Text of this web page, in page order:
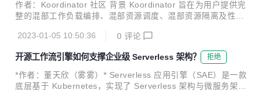
作者：Koordinator 社区 背景 Koordinator 旨在为用户提供完
整的混部工作负载编排、混部资源调度、混部资源隔离及性能
空闲节点资源并分配给真正有需要的计算任务，从而提高全局
的资源利用效率。 从 2022 年 4 月发布以来，Koordinator 迄
今一共迭代发布了 9 个版本。项目经历的大半年发展过程中，
社区吸纳了包括阿里巴巴、小米、小红书、爱奇艺、360、有
赞等在内的大量优秀工程师，贡献了众多的想法、代码和场
2023-01-05 10:50:36 0 评论
开源工作流引擎如何支撑企业级 Serverless 架构？ 拒绝
*作者：董天欣（雾雾）* Serverless 应用引擎（SAE）是一款
底层基于 Kubernetes，实现了 Serverless 架构与微服务架构